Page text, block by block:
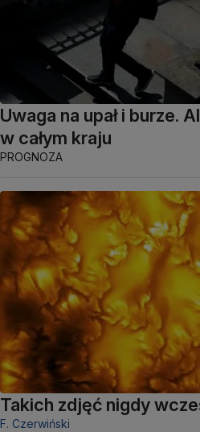
Uwaga na upał i burze.
w całym kraju
PROGNOZA
Takich zdjęć nigdy
F. Czerwiński